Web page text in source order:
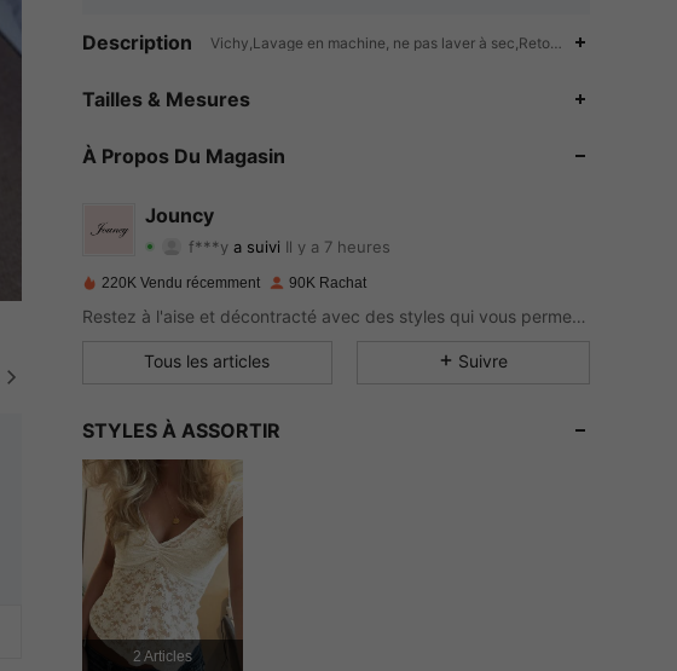
Description Vichy,Lavage en machine, ne pas laver à sec,Retour à l'école
Tailles & Mesures
À Propos Du Magasin
Jouncy
4.87
4.87 462
4.87
f***y
r***iest en train de naviguer
4.87 462 81K
4.87
4.87 462
4.87
4.87
4.87
220K Vendu récemment 90K Rachat
Restez à l'aise et décontracté avec des styles qui vous permettent d'exprimer votre personnalité rayonnante naturellement.
Tous les articles Suivre
STYLES À ASSORTIR
2 Articles